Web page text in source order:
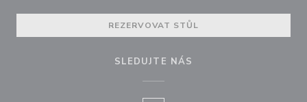
REZERVOVAT STŮL
SLEDUJTE NÁS